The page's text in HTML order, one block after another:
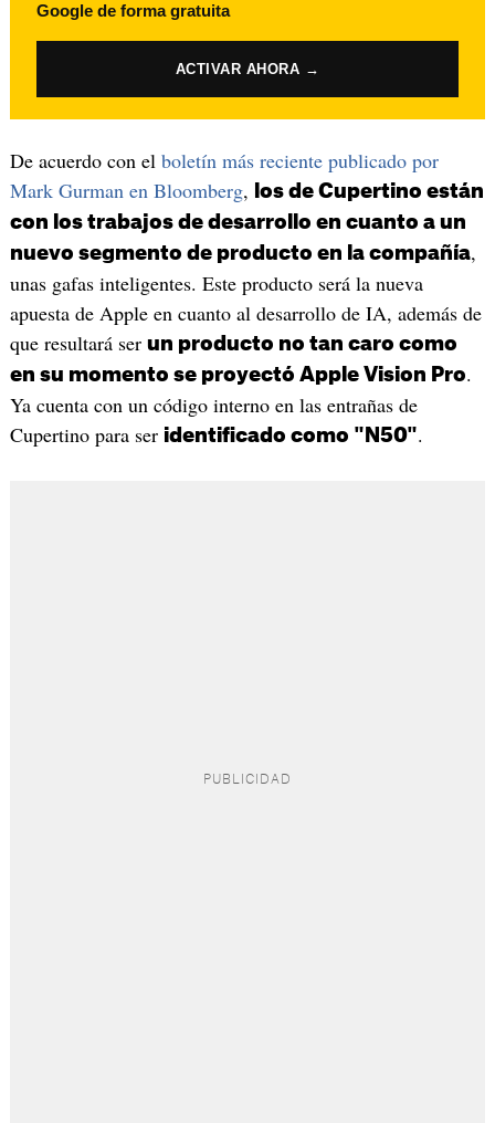
Google de forma gratuita
ACTIVAR AHORA →
De acuerdo con el boletín más reciente publicado por
Mark Gurman en Bloomberg,
los de Cupertino están
con los trabajos de desarrollo en cuanto a un
nuevo segmento de producto en la compañía,
unas gafas inteligentes. Este producto será la nueva
apuesta de Apple en cuanto al desarrollo de IA, además de
que resultará ser un producto no tan caro como
en su momento se proyectó Apple Vision Pro.
Ya cuenta con un código interno en las entrañas de
Cupertino para ser identificado como "N50".